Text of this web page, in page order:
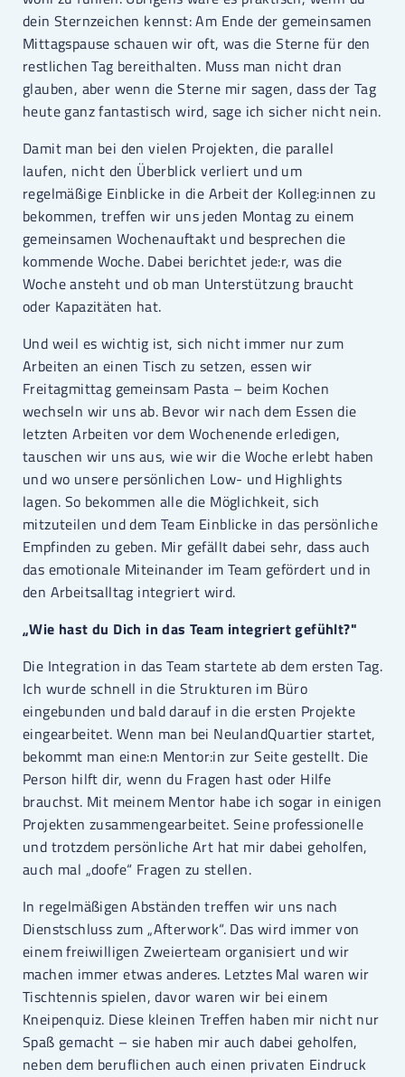
dein Sternzeichen kennst: Am Ende der gemeinsamen
Mittagspause schauen wir oft, was die Sterne für den
restlichen Tag bereithalten. Muss man nicht dran
glauben, aber wenn die Sterne mir sagen, dass der Tag
heute ganz fantastisch wird, sage ich sicher nicht nein.
Damit man bei den vielen Projekten, die parallel
laufen, nicht den Überblick verliert und um
regelmäßige Einblicke in die Arbeit der Kolleg:innen zu
bekommen, treffen wir uns jeden Montag zu einem
gemeinsamen Wochenauftakt und besprechen die
kommende Woche. Dabei berichtet jede:r, was die
Woche ansteht und ob man Unterstützung braucht
oder Kapazitäten hat.
Und weil es wichtig ist, sich nicht immer nur zum
Arbeiten an einen Tisch zu setzen, essen wir
Freitagmittag gemeinsam Pasta – beim Kochen
wechseln wir uns ab. Bevor wir nach dem Essen die
letzten Arbeiten vor dem Wochenende erledigen,
tauschen wir uns aus, wie wir die Woche erlebt haben
und wo unsere persönlichen Low- und Highlights
lagen. So bekommen alle die Möglichkeit, sich
mitzuteilen und dem Team Einblicke in das persönliche
Empfinden zu geben. Mir gefällt dabei sehr, dass auch
das emotionale Miteinander im Team gefördert und in
den Arbeitsalltag integriert wird.
„Wie hast du Dich in das Team integriert gefühlt?"
Die Integration in das Team startete ab dem ersten Tag.
Ich wurde schnell in die Strukturen im Büro
eingebunden und bald darauf in die ersten Projekte
eingearbeitet. Wenn man bei NeulandQuartier startet,
bekommt man eine:n Mentor:in zur Seite gestellt. Die
Person hilft dir, wenn du Fragen hast oder Hilfe
brauchst. Mit meinem Mentor habe ich sogar in einigen
Projekten zusammengearbeitet. Seine professionelle
und trotzdem persönliche Art hat mir dabei geholfen,
auch mal „doofe“ Fragen zu stellen.
In regelmäßigen Abständen treffen wir uns nach
Dienstschluss zum „Afterwork“. Das wird immer von
einem freiwilligen Zweierteam organisiert und wir
machen immer etwas anderes. Letztes Mal waren wir
Tischtennis spielen, davor waren wir bei einem
Kneipenquiz. Diese kleinen Treffen haben mir nicht nur
Spaß gemacht – sie haben mir auch dabei geholfen,
neben dem beruflichen auch einen privaten Eindruck